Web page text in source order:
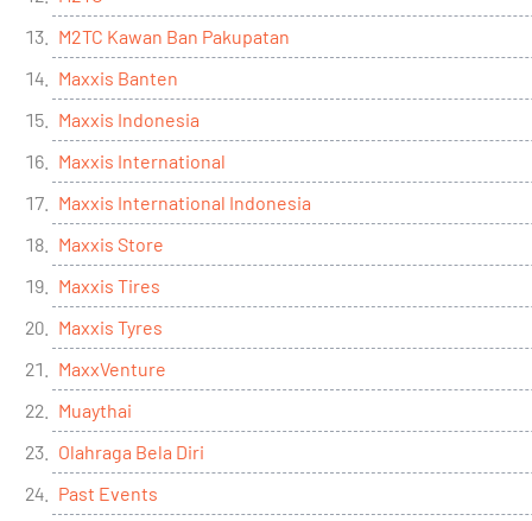
M2TC Kawan Ban Pakupatan
Maxxis Banten
Maxxis Indonesia
Maxxis International
Maxxis International Indonesia
Maxxis Store
Maxxis Tires
Maxxis Tyres
MaxxVenture
Muaythai
Olahraga Bela Diri
Past Events